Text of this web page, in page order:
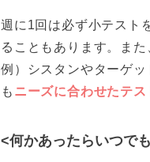
週に1回は必ず小テスト
ることもあります。ま
例）シスタンやターゲ
も ニーズに合わせたテス
<何かあったらいつで